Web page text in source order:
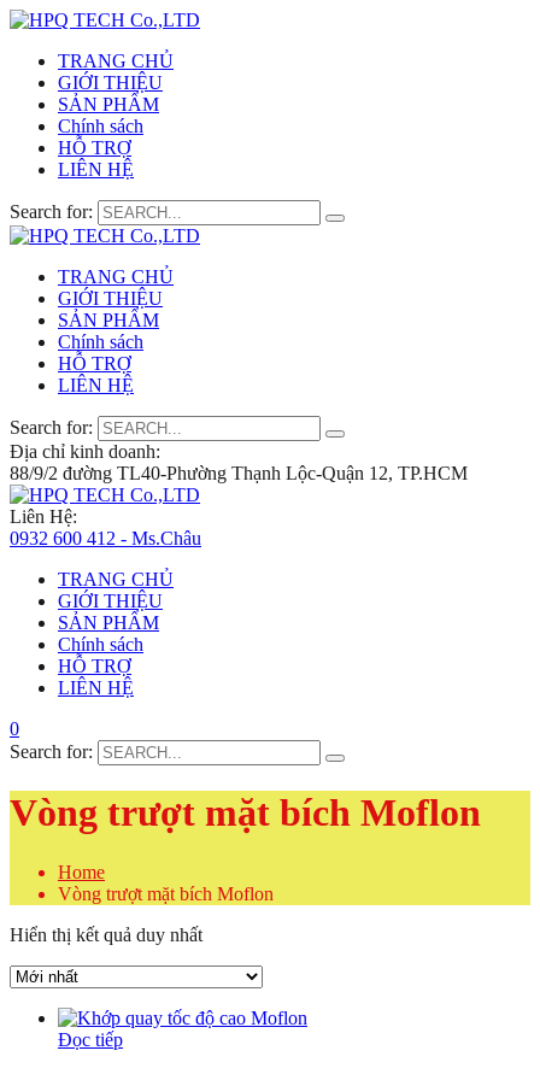
TRANG CHỦ
GIỚI THIỆU
SẢN PHẨM
Chính sách
HỖ TRỢ
LIÊN HỆ
Search for:
TRANG CHỦ
GIỚI THIỆU
SẢN PHẨM
Chính sách
HỖ TRỢ
LIÊN HỆ
Search for:
Địa chỉ kinh doanh:
88/9/2 đường TL40-Phường Thạnh Lộc-Quận 12, TP.HCM
Liên Hệ:
0932 600 412 - Ms.Châu
TRANG CHỦ
GIỚI THIỆU
SẢN PHẨM
Chính sách
HỖ TRỢ
LIÊN HỆ
0
Search for:
Vòng trượt mặt bích Moflon
Home
Vòng trượt mặt bích Moflon
Hiển thị kết quả duy nhất
Đọc tiếp